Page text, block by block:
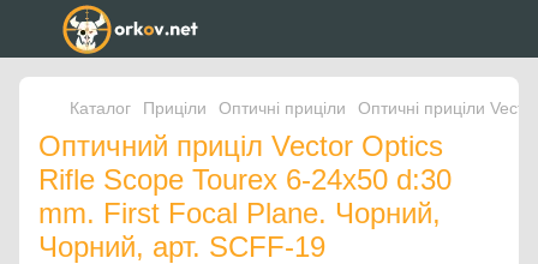
Каталог Приціли Оптичні приціли Оптичні приціли
Оптичний приціл Vector Optics
Rifle Scope Tourex 6-24x50 d:30
mm. First Focal Plane. Чорний,
Чорний, арт. SCFF-19